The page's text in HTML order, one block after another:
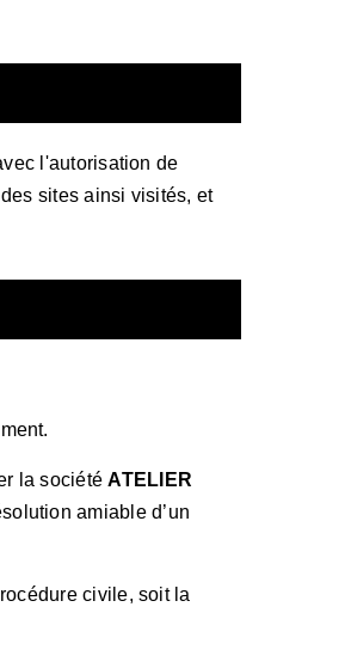
l'autorisation de
sites ainsi visités, et
la sociétéATELIER
amiable d’un
civile, soit la